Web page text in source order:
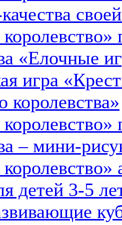
«Елочные
игра
королевства»
– мини-
детей 3-5